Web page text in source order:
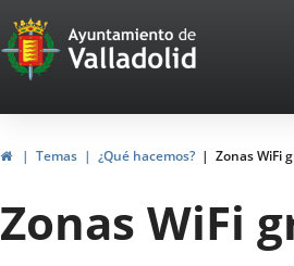
Portal
Web
del
Ayuntamiento
de
Valladolid
HomeTemas ¿Qué hacemos? Zonas WiFi
Zonas WiFi